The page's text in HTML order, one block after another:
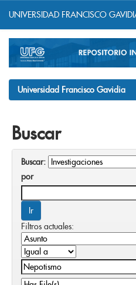
navigation
UNIVERSIDAD FRANCISCO
Universidad Francisco Gavidia
Buscar
Buscar:
por
Filtros actuales: